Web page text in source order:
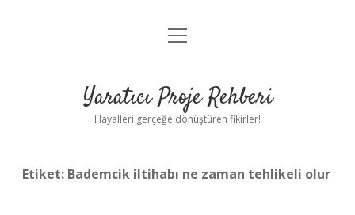
Anasayfa
Yasal Uyarı
menüyü
Yaratıcı Proje Rehberi
Hayalleri gerçeğe dönüştüren fikirler!
Etiket: Bademcik iltihabı ne zaman tehlikeli olur